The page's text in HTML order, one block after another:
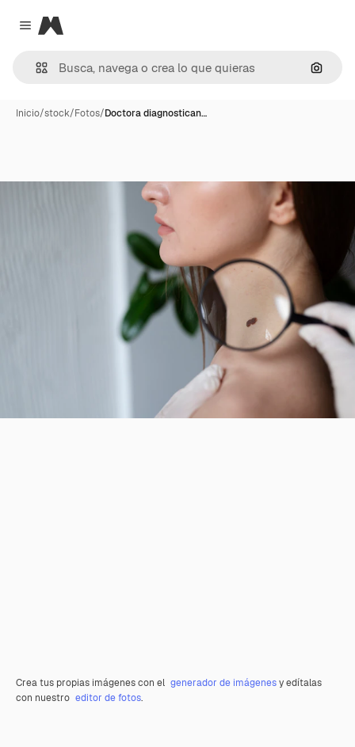
Close menu
Magnific
Inicio/stock/Fotos/Doctora diagnostican…
Crea tus propias imágenes con el generador de imágenesy edítalas
con nuestro editor de fotos.